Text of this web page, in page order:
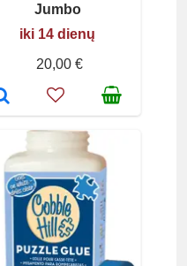
Jumbo
iki 14 dienų
20,00 €